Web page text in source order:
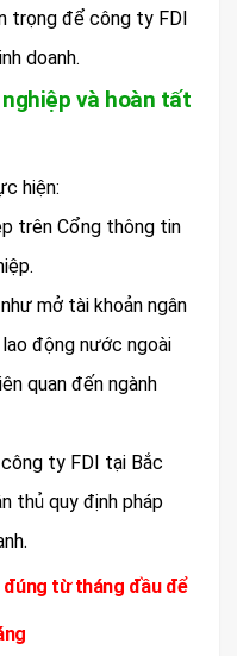
trọng để công ty FDI
doanh.
và hoàn tất
hiện:
trên Cổng thông tin
mở tài khoản ngân
động nước ngoài
quan đến ngành
ty FDI tại Bắc
thủ quy định pháp
đúng từ tháng đầu để